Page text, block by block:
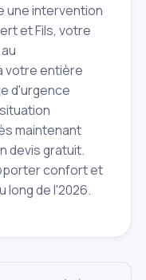
une intervention
et Fils, votre
votre entière
d'urgence
maintenant
devis gratuit.
confort et
long de l'2026.